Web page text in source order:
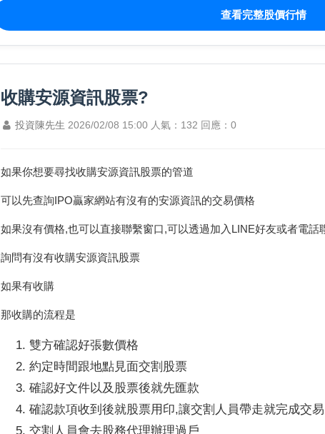
查看完整股價行情
收購安源資訊股票?
投資陳先生 2026/02/08 15:00 人氣：132 回應：0
如果你想要尋找收購安源資訊股票的管道
可以先查詢IPO贏家網站有沒有的安源資訊的交易價格
如果沒有價格,也可以直接聯繫窗口,可以透過加入LINE好友或者電話
詢問有沒有收購安源資訊股票
如果有收購
那收購的流程是
雙方確認好張數價格
約定時間跟地點見面交割股票
確認好文件以及股票後就先匯款
確認款項收到後就股票用印,讓交割人員帶走就完成交
交割人員會去股務代理辦理過戶